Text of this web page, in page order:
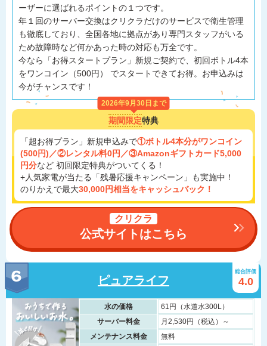
ーザーに選ばれるポイントの１つです。
年１回のサーバー交換はクリクラだけのサービスで衛生管理
も徹底しており、全国各地に拠点があり専門スタッフがいる
ため故障時など何かあった時の対応も万全です。
今なら「お得スタートプラン」新規ご契約で、初回ボトル4本
をワンコイン（500円） でスタートできてお得。お申込みは
今がチャンスです！
2026年9月30日まで
期間限定特典
「超お得プラン」新規申込みで①ボトル4本分がワンコイン
(500円)／②レンタル料0円／③Amazonギフトカード5,000
円分など 初回限定特典がついてくる！
+人気家電が当たる「残暑応援キャンペーン」も実施中！
のりかえで最大30,000円相当をキャッシュバック！
クリクラ
公式サイトはこちら
ピュアライフ
総合評価
4.0
水の価格
61円（水道水300L）
サーバー料金
月2,530円（税込）～
メンテナンス料金
無料